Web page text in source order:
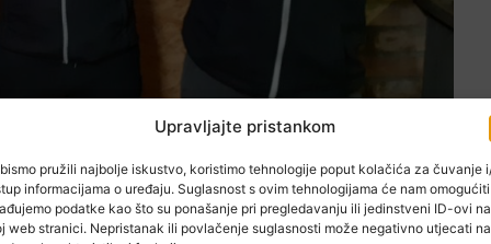
Upravljajte pristankom
pružili najbolje iskustvo, koristimo tehnologije poput kolačića za čuvanje
informacijama o uređaju. Suglasnost s ovim tehnologijama će nam
podatke kao što su ponašanje pri pregledavanju ili jedinstveni ID-ovi na
web stranici. Nepristanak ili povlačenje suglasnosti može negativno utjecati na
tajnik kluba i trener prstića. Foto: Zlatan Sever/Cityportal.hr
početaka više nitko ne sjeća, osim nekoliko redova
osnivanja sportskih klubova (ne nužno